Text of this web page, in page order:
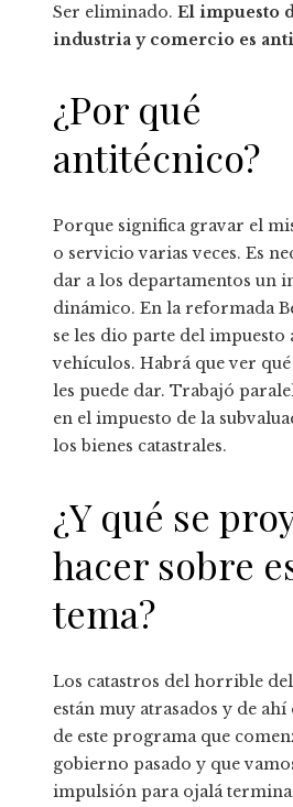
Ser eliminado. El impuesto
industria y comercio es
¿Por qué
antitécnico?
Porque significa gravar el
o servicio varias veces. Es
dar a los departamentos un
dinámico. En la reformada
se les dio parte del impuesto
vehículos. Habrá que ver qué
les puede dar. Trabajó
en el impuesto de la
los bienes catastrales.
¿Y qué se
hacer sobre
tema?
Los catastros del horrible
están muy atrasados ​​​​y de
de este programa que
gobierno pasado y que
impulsión para ojalá